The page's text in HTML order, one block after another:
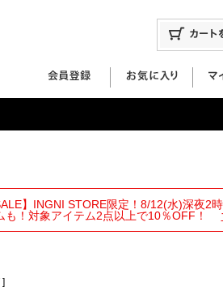
】INGNI STORE限定！8/12(水)深夜2
も！対象アイテム2点以上で10％OFF！
]